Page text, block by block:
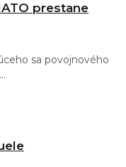
prestane
sa povojnového